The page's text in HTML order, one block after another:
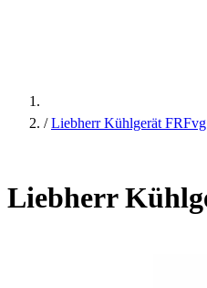
/ Liebherr Kühlgerät
Liebherr